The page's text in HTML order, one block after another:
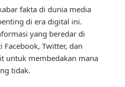
fakta di dunia media
di era digital ini.
yang beredar di
Twitter, dan
untuk membedakan mana
tidak.